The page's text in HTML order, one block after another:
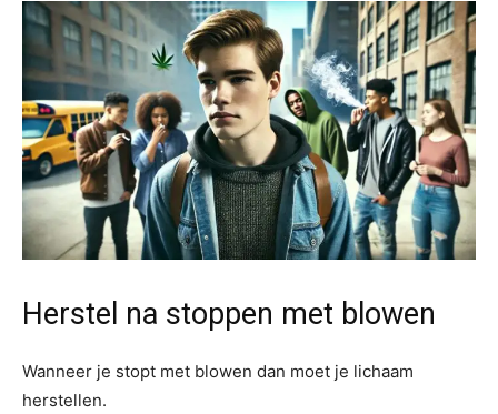
Herstel na stoppen met blowen
Wanneer je stopt met blowen dan moet je lichaam
herstellen.